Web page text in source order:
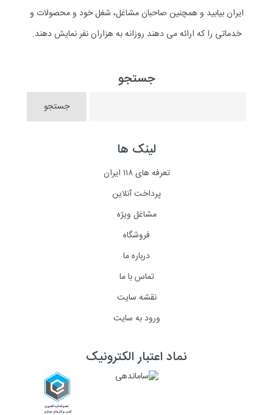
ایران بیابید و همچنین صاحبان مشاغل، شغل خود و محصولات و
خدماتی را که ارائه می دهند روزانه به هزاران نفر نمایش دهند.
جستجو
لینک ها
تعرفه های ۱۱۸ ایران
پرداخت آنلاین
مشاغل ویژه
فروشگاه
درباره ما
تماس با ما
نقشه سایت
ورود به سایت
نماد اعتبار الکترونیک